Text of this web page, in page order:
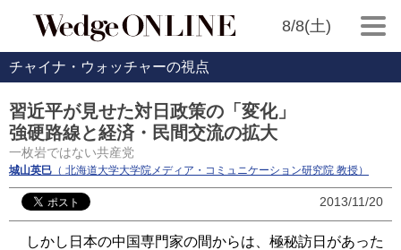
8/8(土)
チャイナ・ウォッチャーの視点
習近平が見せた対日政策の「変化」
強硬路線と経済・民間交流の拡大
一枚岩ではない共産党
城山英巳 （ 北海道大学大学院メディア・コミュニケーション研究院 教授）
2013/11/20
しかし日本の中国専門家の間からは、極秘訪日があった